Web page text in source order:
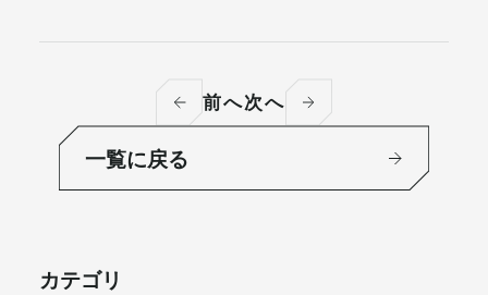
前へ次へ
一覧に戻る
カテゴリ